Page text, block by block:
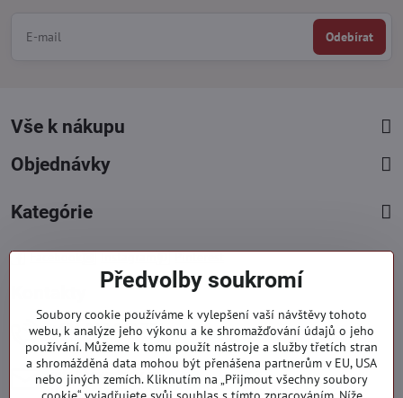
Odebírat
Vše k nákupu
Objednávky
Kategórie
+421 919 060 751
Pondělí - Pátek : 09:00 - 15:00 hod.
info​@everlady​.eu
Non stop ( 24/7 )
Předvolby soukromí
Soubory cookie používáme k vylepšení vaší návštěvy tohoto
webu, k analýze jeho výkonu a ke shromažďování údajů o jeho
používání. Můžeme k tomu použít nástroje a služby třetích stran
a shromážděná data mohou být přenášena partnerům v EU, USA
nebo jiných zemích. Kliknutím na „Přijmout všechny soubory